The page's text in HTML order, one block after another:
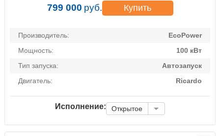
799 000 руб. Купить
Производитель:
EcoPower
Мощность:
100 кВт
Тип запуска:
Автозапуск
Двигатель:
Ricardo
Исполнение: Открытое